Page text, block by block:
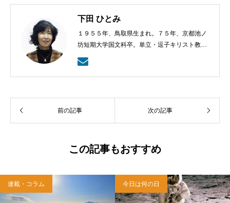
下田 ひとみ
１９５５年、鳥取県生まれ。７５年、京都池ノ
坊短期大学国文科卒。単立・逗子キリスト教会
会員。著書に『うりずんの風』（第４回小島信
夫文学賞候補）『翼を持つ者』『トロアスの
港』（作品社）、『落葉シティ』『キャロリン
前の記事
次の記事
この記事もおすすめ
連載・コラム 今日は何の日